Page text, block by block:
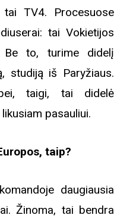
tai TV4. Procesuose
tai Vokietijos
Be to, turime didelį
studiją iš Paryžiaus.
taigi, tai didelė
pasauliui.
taip?
daugiausia
Žinoma, tai bendra